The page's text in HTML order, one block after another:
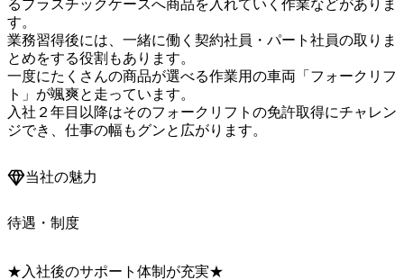
るプラスチックケースへ商品を入れていく作業などがありま
す。
業務習得後には、一緒に働く契約社員・パート社員の取りま
とめをする役割もあります。
一度にたくさんの商品が選べる作業用の車両「フォークリフ
ト」が颯爽と走っています。
入社２年目以降はそのフォークリフトの免許取得にチャレン
ジでき、仕事の幅もグンと広がります。
当社の魅力
待遇・制度
★入社後のサポート体制が充実★